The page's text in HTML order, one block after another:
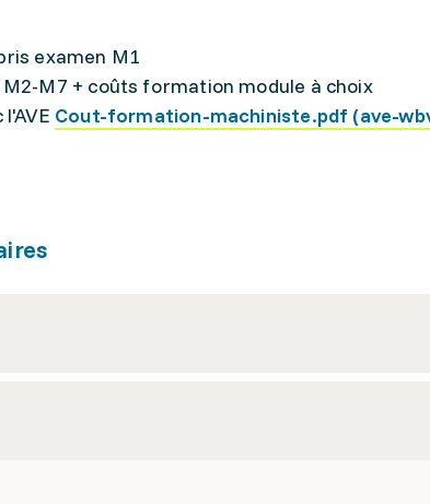
examen M1
M7 + coûts formation module à choix
Cout-formation-machiniste.pdf (ave-